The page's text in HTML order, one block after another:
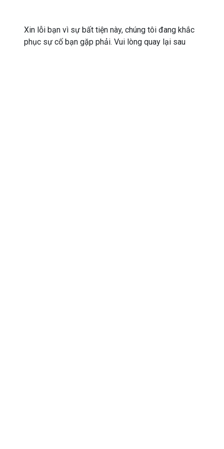
Xin lỗi bạn vì sự bất tiện này, chúng tôi đang khắc
phục sự cố bạn gặp phải. Vui lòng quay lại sau